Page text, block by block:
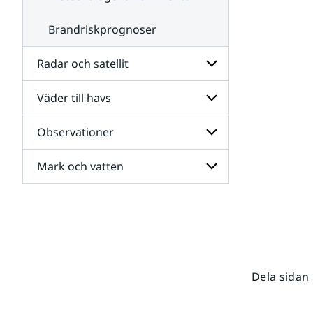
Brandriskprognoser
Radar och satellit
Undersidor
för
Radar
och
satellit
Väder till havs
Undersidor
för
Väder
till
havs
Observationer
Undersidor
för
Mark och vatten
Dela sidan